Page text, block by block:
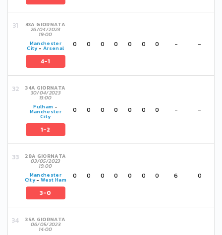
33A GIORNATA
26/04/2023
19:00
Manchester
City- Arsenal
4-1
0 0 0 0 0 0 0 - -
34A GIORNATA
30/04/2023
13:00
Fulham -
Manchester
City
1-2
0 0 0 0 0 0 0 - -
28A GIORNATA
03/05/2023
19:00
Manchester
City-West Ham
3-0
0 0 0 0 0 0 0 6 0
35A GIORNATA
06/05/2023
14:00